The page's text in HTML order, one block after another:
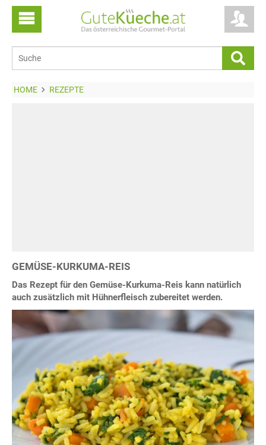
HOME REZEPTE
GEMÜSE-KURKUMA-REIS
Das Rezept für den Gemüse-Kurkuma-Reis kann natürlich
auch zusätzlich mit Hühnerfleisch zubereitet werden.